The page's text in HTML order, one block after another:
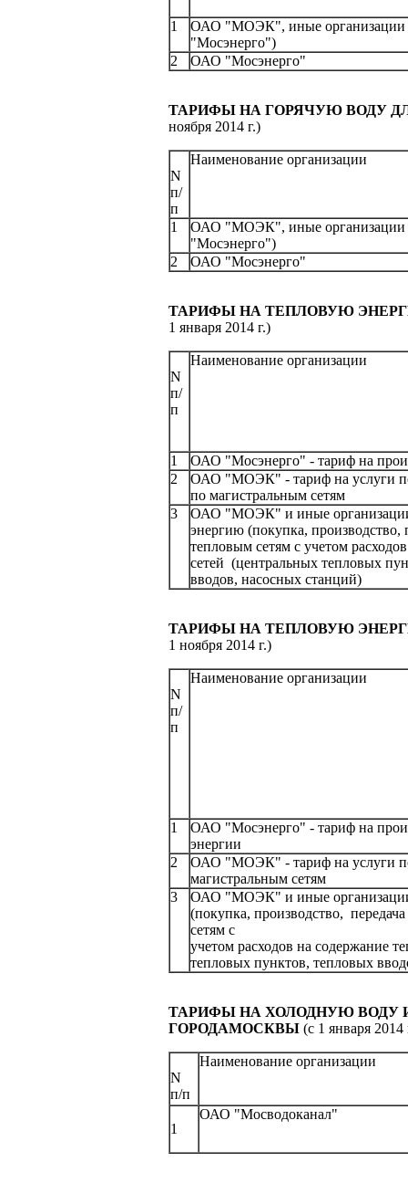
1
ОАО "МОЭК", иные организации
"Мосэнерго")
2
ОАО
ТАРИФЫ НА ГОРЯЧУЮ ВОДУ
ноября 2014 г.)
N
п/
п
Наименование
1
ОАО "МОЭК", иные организации
"Мосэнерго")
2
ОАО
ТАРИФЫ НА ТЕПЛОВУЮ
1 января 2014 г.)
N
п/
п
Наименование организации
1
ОАО "Мосэнерго" - тариф на
2
ОАО "МОЭК" - тариф на услуги по
по магистральным сетям
3
ОАО "МОЭК" и иные
энергию (покупка, производство,
тепловым сетям с учетом
сетей (центральных тепловых
вводов, насосных станций)
ТАРИФЫ НА ТЕПЛОВУЮ
1 ноября 2014 г.)
N
п/
п
Наименование организации
1
ОАО "Мосэнерго" - тариф на
энергии
2
ОАО "МОЭК" - тариф на услуги по
магистральным сетям
3
ОАО "МОЭК" и иные
(покупка, производство,
сетям с
учетом расходов на содержание
тепловых пунктов,
ТАРИФЫ НА ХОЛОДНУЮ ВОДУ
ГОРОДАМОСКВЫ (с 1 января 2014
N
п/п
Наименование
1
ОАО "Мосводоканал"